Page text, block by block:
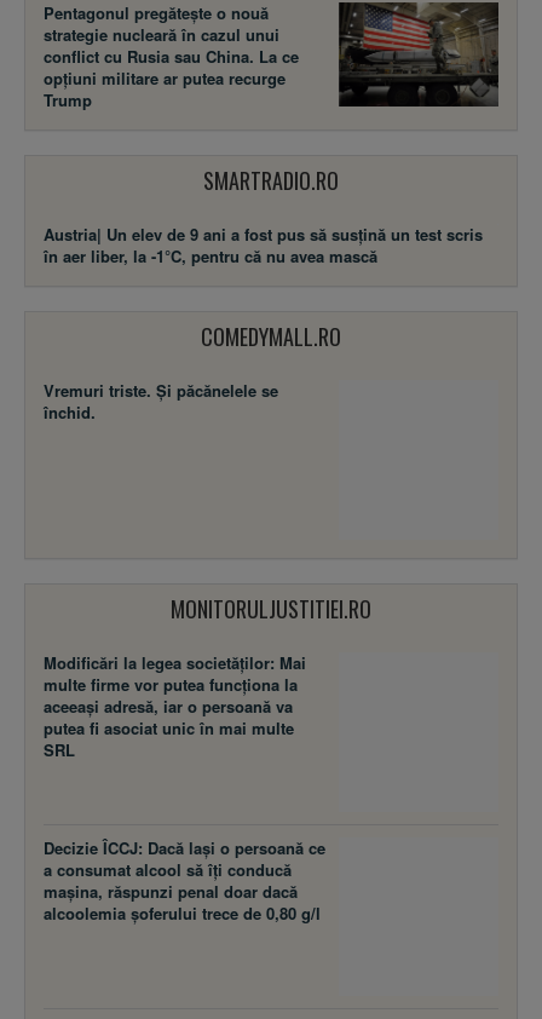
Pentagonul pregătește o nouă
strategie nucleară în cazul unui
conflict cu Rusia sau China. La ce
opțiuni militare ar putea recurge
Trump
SMARTRADIO.RO
Austria| Un elev de 9 ani a fost pus să susţină un test scris
în aer liber, la -1°C, pentru că nu avea mască
COMEDYMALL.RO
Vremuri triste. Şi păcănelele se
închid.
MONITORULJUSTITIEI.RO
Modificări la legea societăţilor: Mai
multe firme vor putea funcţiona la
aceeaşi adresă, iar o persoană va
putea fi asociat unic în mai multe
SRL
Decizie ÎCCJ: Dacă laşi o persoană ce
a consumat alcool să îţi conducă
maşina, răspunzi penal doar dacă
alcoolemia şoferului trece de 0,80 g/l